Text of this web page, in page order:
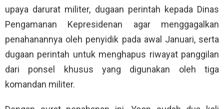
upaya darurat militer, dugaan perintah kepada Dinas
Pengamanan Kepresidenan agar menggagalkan
penahanannya oleh penyidik pada awal Januari, serta
dugaan perintah untuk menghapus riwayat panggilan
dari ponsel khusus yang digunakan oleh tiga
komandan militer.